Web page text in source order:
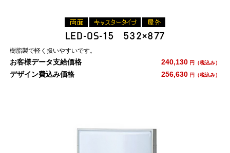
LED-OS-15 532×877
樹脂製で軽く扱いやすいです。
お客様データ支給価格 240,130 円（税込み）
デザイン費込み価格 256,630 円（税込み）